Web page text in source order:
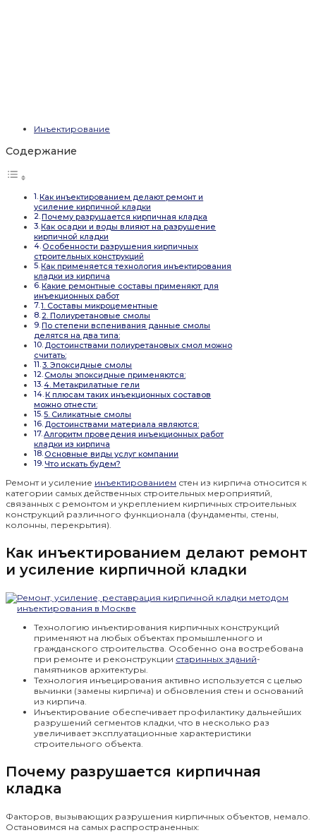
Инъектирование
Содержание
Как инъектированием делают ремонт и
усиление кирпичной кладки
Почему разрушается кирпичная кладка
Как осадки и воды влияют на разрушение
кирпичной кладки
Особенности разрушения кирпичных
строительных конструкций
Как применяется технология инъектирования
кладки из кирпича
Какие ремонтные составы применяют для
инъекционных работ
1. Составы микроцементные
2. Полиуретановые смолы
По степени вспенивания данные смолы
делятся на два типа:
Достоинствами полиуретановых смол можно
считать:
3. Эпоксидные смолы
Смолы эпоксидные применяются:
4. Метакрилатные гели
К плюсам таких инъекционных составов
можно отнести:
5. Силикатные смолы
Достоинствами материала являются:
Алгоритм проведения инъекционных работ
кладки из кирпича
Основные виды услуг компании
Что искать будем?
Ремонт и усиление инъектированием стен из кирпича относится к
категории самых действенных строительных мероприятий,
связанных с ремонтом и укреплением кирпичных строительных
конструкций различного функционала (фундаменты, стены,
колонны, перекрытия).
Как инъектированием делают ремонт
и усиление кирпичной кладки
Технологию инъектирования кирпичных конструкций
применяют на любых объектах промышленного и
гражданского строительства. Особенно она востребована
при ремонте и реконструкции старинных зданий-
памятников архитектуры.
Технология инъецирования активно используется с целью
вычинки (замены кирпича) и обновления стен и оснований
из кирпича.
Инъектирование обеспечивает профилактику дальнейших
разрушений сегментов кладки, что в несколько раз
увеличивает эксплуатационные характеристики
строительного объекта.
Почему разрушается кирпичная
кладка
Факторов, вызывающих разрушения кирпичных объектов, немало.
Остановимся на самых распространенных: